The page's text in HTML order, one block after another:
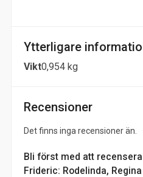
Ytterligare
Vikt0,954 kg
Recensioner
Det finns inga recensioner än.
Bli först med att recensera
Frideric: Rodelinda,